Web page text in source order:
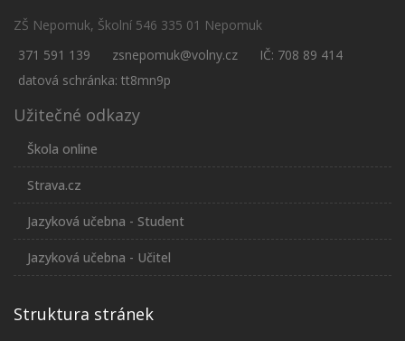
ZŠ Nepomuk, Školní 546 335 01 Nepomuk
371 591 139
zsnepomuk@volny.cz
IČ: 708 89 414
datová schránka: tt8mn9p
Užitečné odkazy
Škola online
Strava.cz
Jazyková učebna - Student
Jazyková učebna - Učitel
Struktura stránek